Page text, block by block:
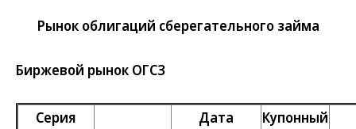
Рынок облигаций сберегательного займа
Биржевой рынок ОГСЗ
Серия
Дата
Купонный